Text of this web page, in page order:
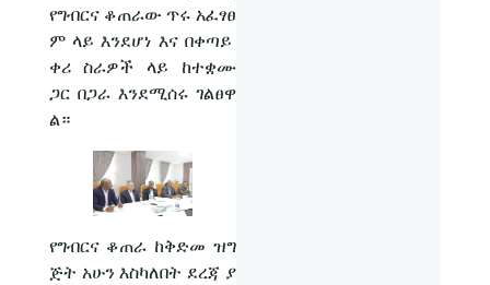
የግብርና ቆጠራው ጥሩ አፈፃፀ
ም ላይ እንደሆነ እና በቀጣይ
ቀሪ ስራዎች ላይ ከተቋሙ
ጋር በጋራ እንደሚሰሩ ገልፀዋ
ል።
የግብርና ቆጠራ ከቅድመ ዝግ
ጅት አሁን እስካለበት ደረጃ ያ